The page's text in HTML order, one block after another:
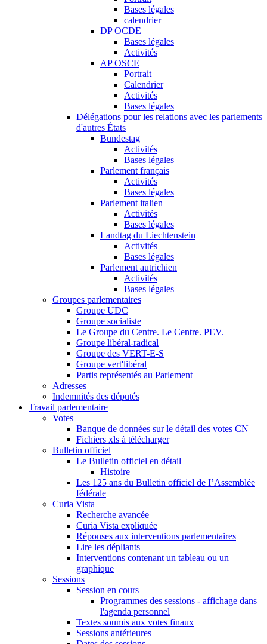
Bases légales
calendrier
DP OCDE
Bases légales
Activités
AP OSCE
Portrait
Calendrier
Activités
Bases légales
Délégations pour les relations avec les parlements
d'autres États
Bundestag
Activités
Bases légales
Parlement français
Activités
Bases légales
Parlement italien
Activités
Bases légales
Landtag du Liechtenstein
Activités
Bases légales
Parlement autrichien
Activités
Bases légales
Groupes parlementaires
Groupe UDC
Groupe socialiste
Le Groupe du Centre. Le Centre. PEV.
Groupe libéral-radical
Groupe des VERT-E-S
Groupe vert'libéral
Partis représentés au Parlement
Adresses
Indemnités des députés
Travail parlementaire
Votes
Banque de données sur le détail des votes CN
Fichiers xls à télécharger
Bulletin officiel
Le Bulletin officiel en détail
Histoire
Les 125 ans du Bulletin officiel de I’Assemblée
fédérale
Curia Vista
Recherche avancée
Curia Vista expliquée
Réponses aux interventions parlementaires
Lire les dépliants
Interventions contenant un tableau ou un
graphique
Sessions
Session en cours
Programmes des sessions - affichage dans
l'agenda personnel
Textes soumis aux votes finaux
Sessions antérieures